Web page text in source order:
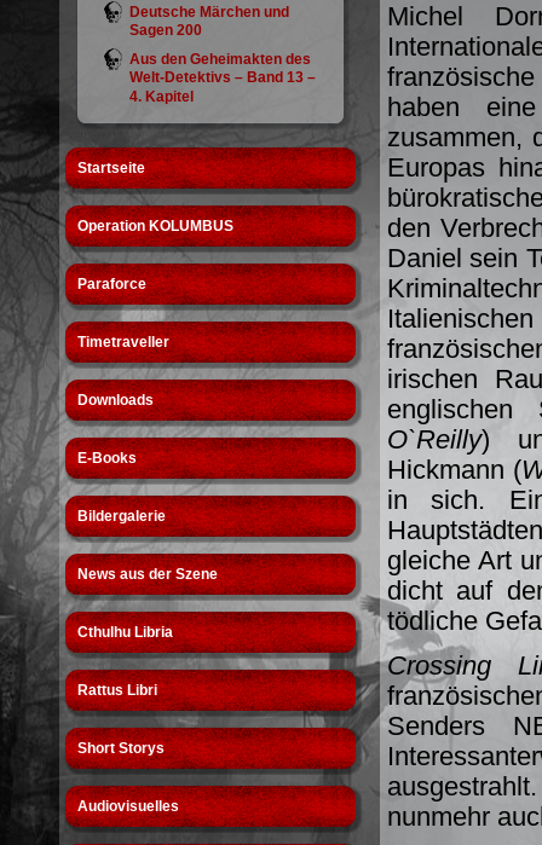
Deutsche Märchen und
Sagen 200
Aus den Geheimakten des
Welt-Detektivs – Band 13 –
4. Kapitel
Startseite
Operation KOLUMBUS
Paraforce
Timetraveller
Downloads
E-Books
Bildergalerie
News aus der Szene
Cthulhu Libria
Rattus Libri
Short Storys
Audiovisuelles
Michel
haben
zusammen,
Europas
den
Daniel sein
irischen
O`Reilly)
Hickmann (
in sich.
gleiche Art
dicht auf
tödliche
Crossing
Senders
nunmehr